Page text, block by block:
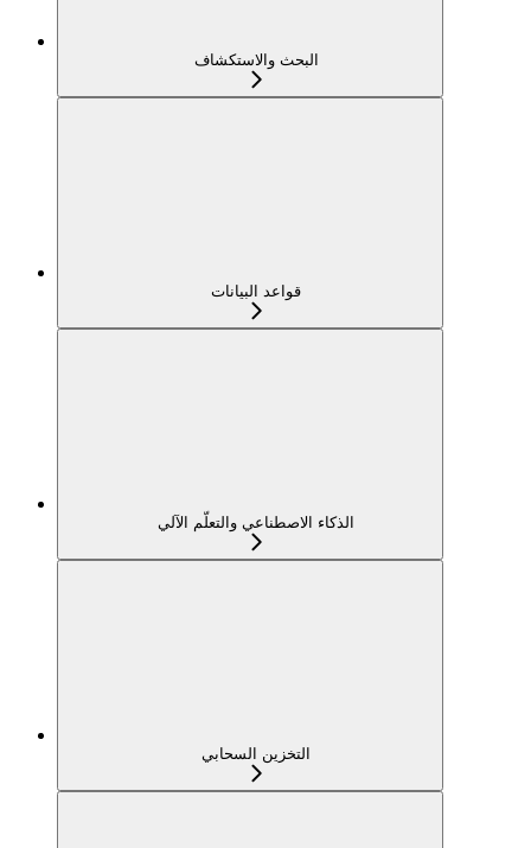
البحث والاستكشاف
قواعد البيانات
الذكاء الاصطناعي والتعلّم الآلي
التخزين السحابي